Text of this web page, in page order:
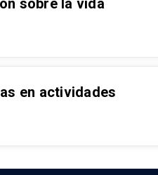
en actividades